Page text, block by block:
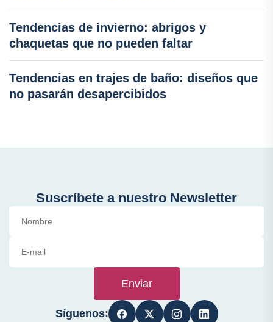
Tendencias de invierno: abrigos y
chaquetas que no pueden faltar
Tendencias en trajes de baño: diseños que
no pasarán desapercibidos
Suscríbete a nuestro Newsletter
Enviar
Síguenos: